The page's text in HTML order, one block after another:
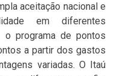
aceitação nacional e
em diferentes
o programa de pontos
a partir dos gastos
variadas. O Itaú